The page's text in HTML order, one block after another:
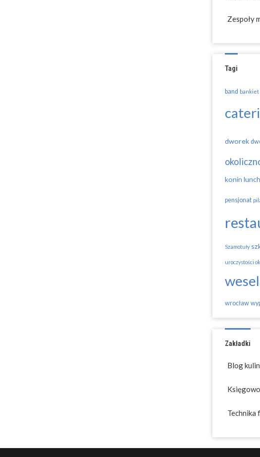
Zespoły
Tagi
band bankiet
dworek
konin lunch
pensjonat
Szamotuły
uroczystości
wrocław
Zakładki
Blog
Technika